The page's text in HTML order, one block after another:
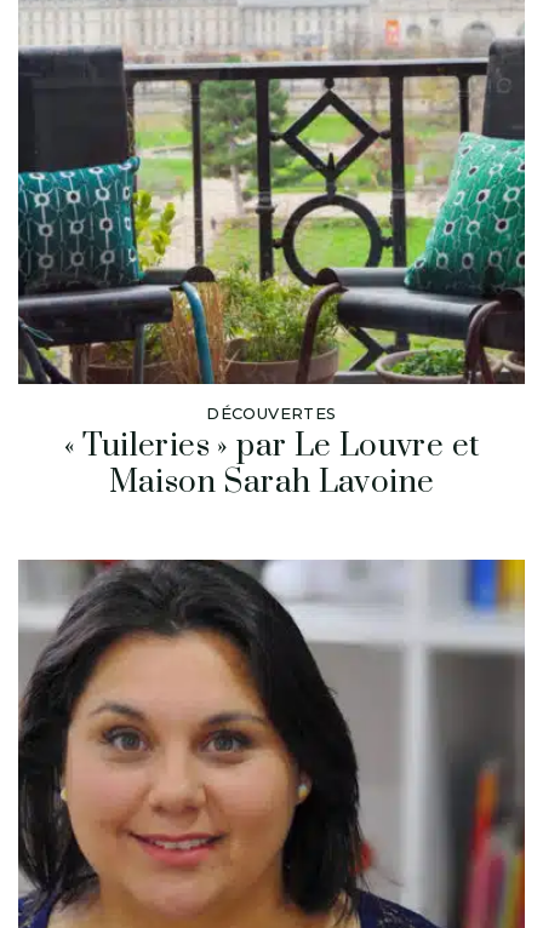
DÉCOUVERTES
« Tuileries » par Le Louvre et
Maison Sarah Lavoine